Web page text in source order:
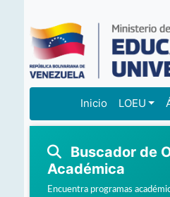
Inicio LOEU
Buscador de
Académica
Encuentra programas